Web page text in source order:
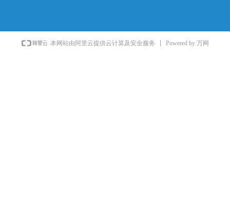
本网站由阿里云提供云计算及安全服务 Powered by 万网